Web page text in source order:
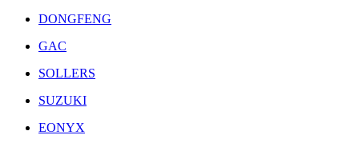
DONGFENG
GAC
SOLLERS
SUZUKI
EONYX